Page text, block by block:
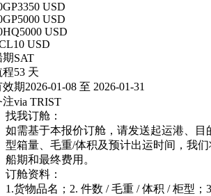
3350 USD
5000 USD
5000 USD
10 USD
期SAT
程53 天
效期2026-01-08 至 2026-01-31
注via TRIST
找我订舱：
如需基于本报价订舱，请发送起运港、目
型箱量、毛重/体积及预计出运时间，我们
船期和最终费用。
订舱资料：
1.货物品名；2. 件数 / 毛重 / 体积 / 柜型；